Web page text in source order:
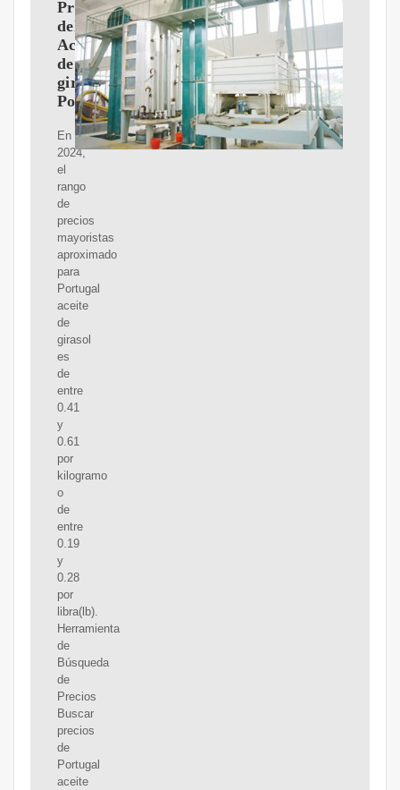
Precios
del
Aceite
de
girasol
Portugal
En
2024,
el
rango
de
precios
mayoristas
aproximado
para
Portugal
aceite
de
girasol
es
de
entre
0.41
y
0.61
por
kilogramo
o
de
entre
0.19
y
0.28
por
libra(lb).
Herramienta
de
Búsqueda
de
Precios
Buscar
precios
de
Portugal
aceite